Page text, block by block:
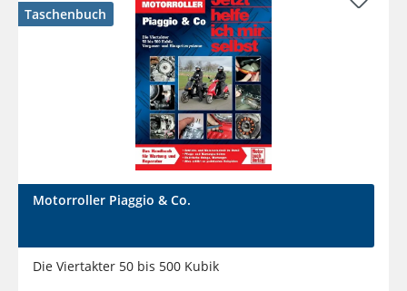
Taschenbuch
Motorroller Piaggio & Co.
Die Viertakter 50 bis 500 Kubik